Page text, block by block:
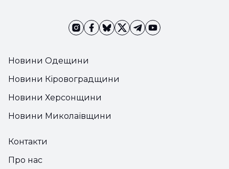
Новини Одещини
Новини Кіровоградщини
Новини Херсонщини
Новини Миколаївщини
Контакти
Про нас